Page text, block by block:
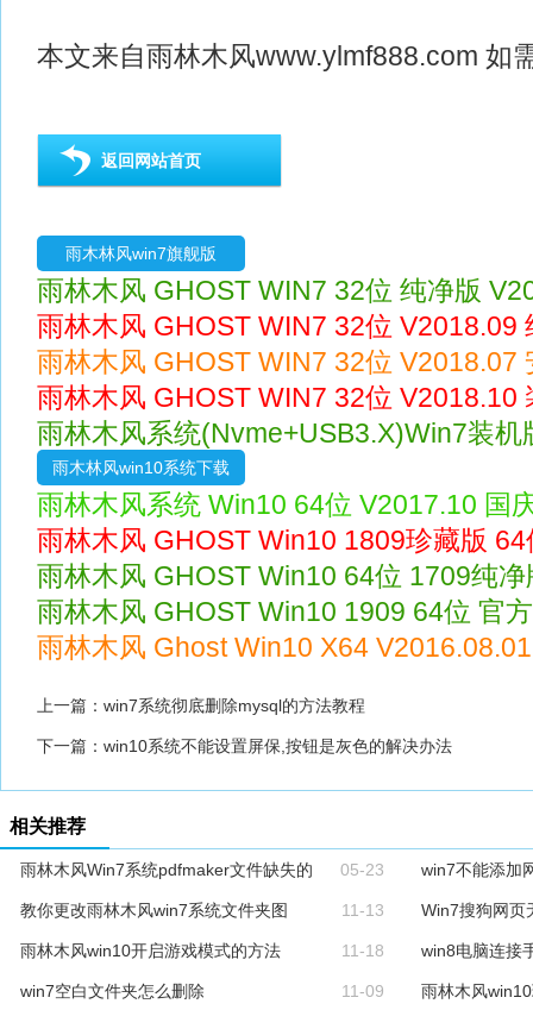
本文来自雨林木风www.ylmf888.com 如
返回网站首页
雨木林风win7旗舰版
雨林木风 GHOST WIN7 32位 纯净版
雨林木风 GHOST WIN7 32位 V2018.09
雨林木风 GHOST WIN7 32位 V2018.07
雨林木风 GHOST WIN7 32位 V2018.10
雨林木风系统(Nvme+USB3.X)Win7装机
雨木林风win10系统下载
雨林木风系统 Win10 64位 V2017.10 国
雨林木风 GHOST Win10 1809珍藏版
雨林木风 GHOST Win10 64位 1709纯
雨林木风 GHOST Win10 1909 64位 官
雨林木风 Ghost Win10 X64
上一篇： win7系统彻底删除mysql的方法教程
下一篇： win10系统不能设置屏保,按钮是灰色的解决办法
相关推荐
雨林木风Win7系统pdfmaker文件缺失的 05-23 win7不能添加
教你更改雨林木风win7系统文件夹图 11-13 Win7搜狗网页
雨林木风win10开启游戏模式的方法 11-18 win8电脑连接
win7空白文件夹怎么删除 11-09 雨林木风